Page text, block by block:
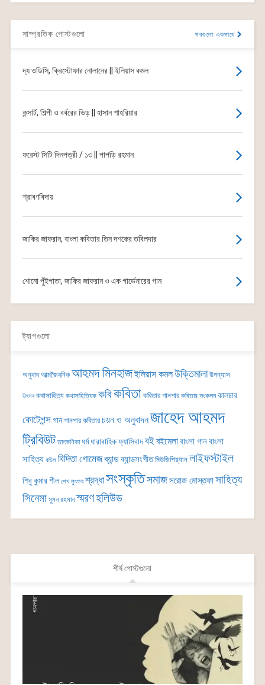
সাম্প্রতিক পোস্টগুলো সবগুলো একসাথে
দ্য ওডিসি, ক্রিস্টোফার নোলানের || ইলিয়াস কমল
কন্সার্ট, শিল্পী ও বর্বরের ভিড় || হাসান শাহরিয়ার
ফরেস্ট সিটি দিনপত্রী / ১৩ || পাপড়ি রহমান
শ্রাবণবিদায়
জাকির জাফরান, বাংলা কবিতার তিন দশকের তবিলদার
শোনো পুঁইপাতা, জাকির জাফরান ও এক গার্ডেনারের গান
ট্যাগগুলো
অনুবাদ আত্মজৈবনিক আহমদ মিনহাজইলিয়াস কমলউক্তিমালা উপন্যাস
উৎসব কথাসাহিত্য কথাসাহিত্যিক কবিকবিতা কবিতার গানপার কবিতার সংকলন কালচার
কোটেশন্সগান গানপার কবিতার চয়ন ও অনুবাদনজাহেদ আহমদ
ট্রিবিউট তাৎক্ষণিকা ধর্ম ধারাবাহিকফ্যাসিবাদবইবইমেলাবাংলা গানবাংলা
সাহিত্য বাউল বিদিতা গোমেজব্যান্ডব্যান্ডসংগীত মিউজিশিয়্যান লাইফস্টাইল
শিবু কুমার শীল শেখ লুৎফর শ্রদ্ধাসংস্কৃতিসমাজসরোজ মোস্তফাসাহিত্য
সিনেমা সুমন রহমান স্মরণহলিউড
শীর্ষ পোস্টগুলো